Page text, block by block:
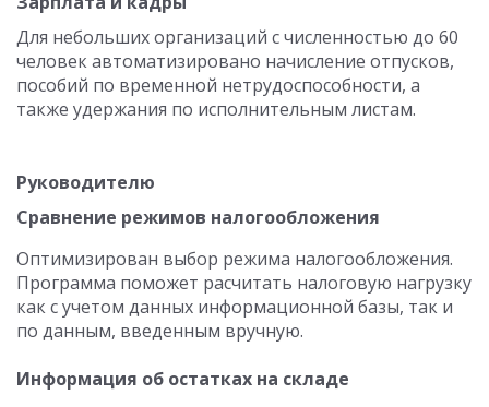
Для небольших организаций с численностью до 60
человек автоматизировано начисление отпусков,
пособий по временной нетрудоспособности, а
также удержания по исполнительным листам.
Руководителю
Сравнение режимов налогообложения
Оптимизирован выбор режима налогообложения.
Программа поможет расчитать налоговую нагрузку
как с учетом данных информационной базы, так и
по данным, введенным вручную.
Информация об остатках на складе